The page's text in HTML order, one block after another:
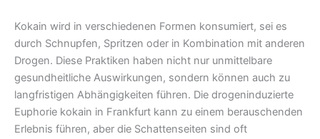
Kokain wird in verschiedenen Formen konsumiert, sei es
durch Schnupfen, Spritzen oder in Kombination mit anderen
Drogen. Diese Praktiken haben nicht nur unmittelbare
gesundheitliche Auswirkungen, sondern können auch zu
langfristigen Abhängigkeiten führen. Die drogeninduzierte
Euphorie kokain in Frankfurt kann zu einem berauschenden
Erlebnis führen, aber die Schattenseiten sind oft